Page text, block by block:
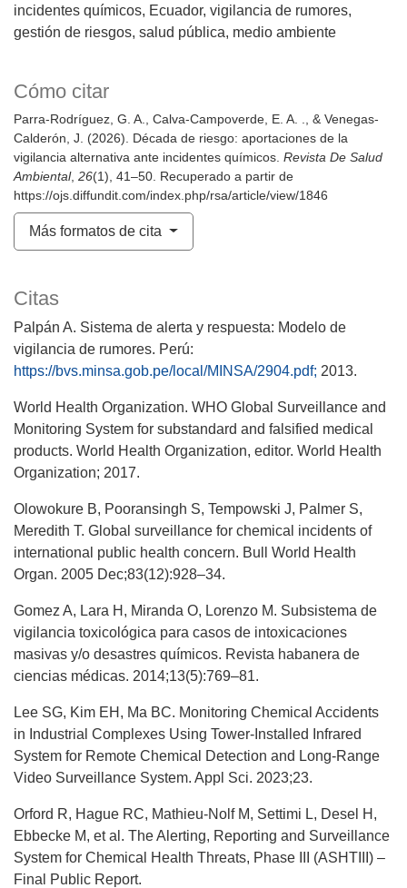
incidentes químicos Ecuador vigilancia de rumores
gestión de riesgos salud pública medio ambiente
Cómo citar
Parra-Rodríguez, G. A., Calva-Campoverde, E. A. ., & Venegas-
Calderón, J. (2026). Década de riesgo: aportaciones de la
vigilancia alternativa ante incidentes químicos. Revista De Salud
Ambiental, 26(1), 41–50. Recuperado a partir de
https://ojs.diffundit.com/index.php/rsa/article/view/1846
Más formatos de cita
Citas
Palpán A. Sistema de alerta y respuesta: Modelo de
vigilancia de rumores. Perú:
https://bvs.minsa.gob.pe/local/MINSA/2904.pdf; 2013.
World Health Organization. WHO Global Surveillance and
Monitoring System for substandard and falsified medical
products. World Health Organization, editor. World Health
Organization; 2017.
Olowokure B, Pooransingh S, Tempowski J, Palmer S,
Meredith T. Global surveillance for chemical incidents of
international public health concern. Bull World Health
Organ. 2005 Dec;83(12):928–34.
Gomez A, Lara H, Miranda O, Lorenzo M. Subsistema de
vigilancia toxicológica para casos de intoxicaciones
masivas y/o desastres químicos. Revista habanera de
ciencias médicas. 2014;13(5):769–81.
Lee SG, Kim EH, Ma BC. Monitoring Chemical Accidents
in Industrial Complexes Using Tower-Installed Infrared
System for Remote Chemical Detection and Long-Range
Video Surveillance System. Appl Sci. 2023;23.
Orford R, Hague RC, Mathieu‐Nolf M, Settimi L, Desel H,
Ebbecke M, et al. The Alerting, Reporting and Surveillance
System for Chemical Health Threats, Phase III (ASHTIII) –
Final Public Report.